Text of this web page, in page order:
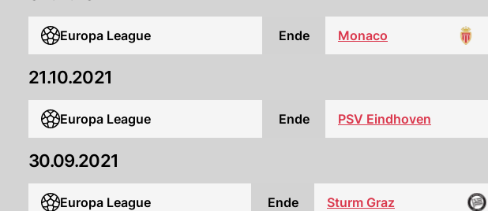
Europa League Ende Monaco
21.10.2021
Europa League Ende PSV Eindhoven
30.09.2021
Europa League Ende Sturm Graz